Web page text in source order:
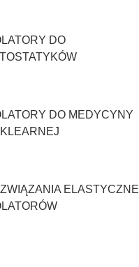
DO
DO MEDYCYNY
ELASTYCZNE